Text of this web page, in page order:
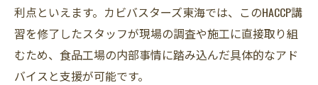
利点といえます。カビバスターズ東海では、このHACCP講
習を修了したスタッフが現場の調査や施工に直接取り組
むため、食品工場の内部事情に踏み込んだ具体的なアド
バイスと支援が可能です。